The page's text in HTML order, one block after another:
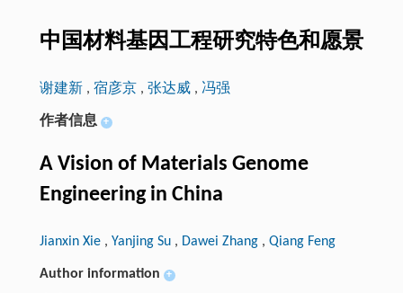
中国材料基因工程研究特色和愿景
谢建新 , 宿彦京 , 张达威 , 冯强
作者信息 +
A Vision of Materials Genome
Engineering in China
Jianxin Xie , Yanjing Su , Dawei Zhang , Qiang Feng
Author information +